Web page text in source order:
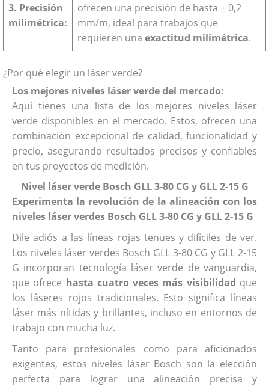
3. Precisión
milimétrica:
ofrecen una precisión de hasta ± 0,2
mm/m, ideal para trabajos que
requieren una exactitud milimétrica.
¿Por qué elegir un láser verde?
Los mejores niveles láser verde del mercado:
Aquí tienes una lista de los mejores niveles láser
verde disponibles en el mercado. Estos, ofrecen una
combinación excepcional de calidad, funcionalidad y
precio, asegurando resultados precisos y confiables
en tus proyectos de medición.
Nivel láser verde Bosch GLL 3-80 CG y GLL 2-15 G
Experimenta la revolución de la alineación con los
niveles láser verdes Bosch GLL 3-80 CG y GLL 2-15 G
Dile adiós a las líneas rojas tenues y difíciles de ver.
Los niveles láser verdes Bosch GLL 3-80 CG y GLL 2-15
G incorporan tecnología láser verde de vanguardia,
que ofrece hasta cuatro veces más visibilidad que
los láseres rojos tradicionales. Esto significa líneas
láser más nítidas y brillantes, incluso en entornos de
trabajo con mucha luz.
Tanto para profesionales como para aficionados
exigentes, estos niveles láser Bosch son la elección
perfecta para lograr una alineación precisa y